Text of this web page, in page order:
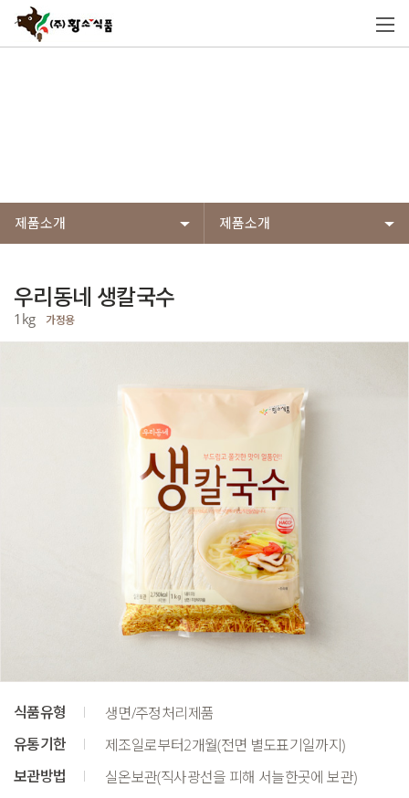
제품소개 제품소개
우리동네 생칼국수
1kg 가정용
식품유형
생면/주정처리제품
유통기한
제조일로부터2개월(전면 별도표기일까지)
보관방법
실온보관(직사광선을 피해 서늘한곳에 보관)